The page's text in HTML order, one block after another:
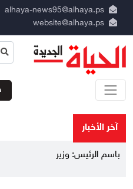
alhaya-news95@alhaya.ps
website@alhaya.ps
آخر الأخبار
باسم الرئيس: وزير الد